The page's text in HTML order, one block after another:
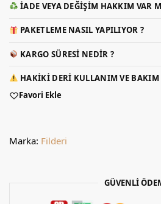
İADE VEYA DEĞIŞIM HAKKIM VAR
PAKETLEME NASIL YAPILIYOR ?
KARGO SÜRESI NEDIR ?
HAKIKI DERI KULLANIM VE BAKIM
Favori Ekle
Marka: Filderi
GÜVENLİ